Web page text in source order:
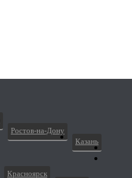
Ростов-на-Дону
Казань
Красноярск